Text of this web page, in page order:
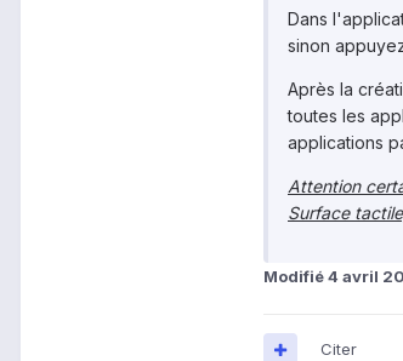
Dans
sinon
Après la
toutes les
applications
Attention
Surface
Modifié4 avril
Citer